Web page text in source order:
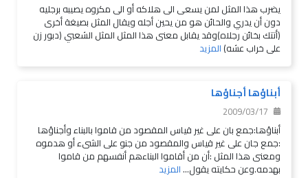
يضرب هذا المثل لمن يسعى الى هلاكه أو الى مكروه يصيبه برجليه
دون أن يدري والحائن هو من يحين أجله ويقال المثل بصيغة أخرى
(أتتك بخائن رجلاه)وقد يقابل معنى هذا المثل المثل الشعبي (دبور زن
على خراب عشه) المزيد
أبناؤها أجناؤها
2009/03/17
أبناؤها:جمع بان على غير قياس المقصود من قاموا بالبناء وأجناؤها
:جمع جان على غير قياس والمقصود من جنو على الشىء أو هدموه
ومعنى هذا المثل :أن من أقاموا البناءهم أنفسهم من قاموا
بهدمه.وعن حكايته يقول...المزيد